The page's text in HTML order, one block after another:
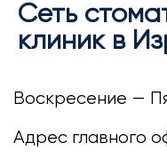
Сеть
клиник в
Воскресение —
Адрес главного